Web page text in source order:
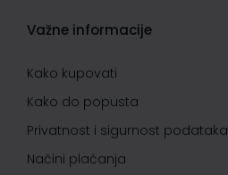
Važne informacije
Kako kupovati
Kako do popusta
Privatnost i sigurnost podataka
Načini plaćanja